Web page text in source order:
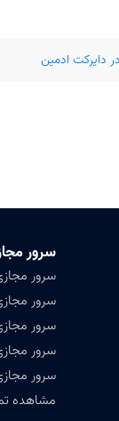
دایرکت ادمین
سرور
سرور
سرور
سرور
سرور
سرور
مشاهده تمامی ۴۷ کشور